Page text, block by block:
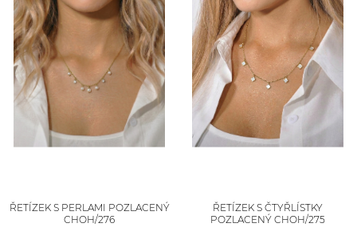
ŘETÍZEK S PERLAMI POZLACENÝ
CHOH/276
ŘETÍZEK S ČTYŘLÍSTKY
POZLACENÝ CHOH/275